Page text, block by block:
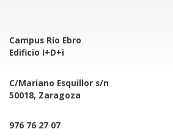
Campus Río Ebro
Edificio I+D+i
C/Mariano Esquillor s/n
50018, Zaragoza
976 76 27 07